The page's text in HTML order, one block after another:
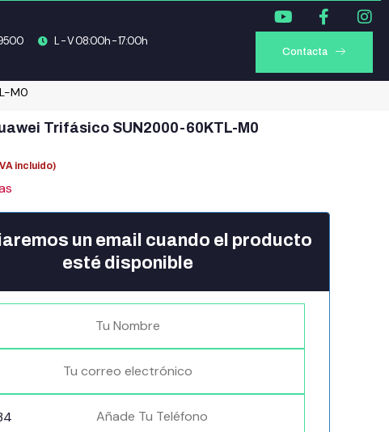
L - V 08:00h - 17:00h
Contacta
M0
Trifásico SUN2000-60KTL-M0
incluido)
un email cuando el producto
esté disponible